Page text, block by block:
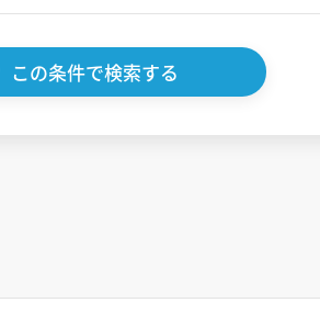
この条件で検索する